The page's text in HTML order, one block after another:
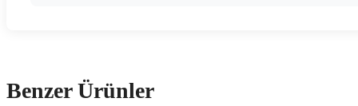
Benzer Ürünler